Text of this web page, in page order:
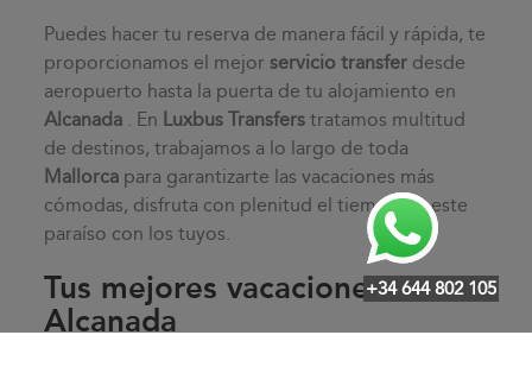
+34 644 802 105
Puedes hacer tu reserva de manera fácil y rápida, te
proporcionamos el mejorservicio transfer desde
aeropuerto hasta la puerta de tu alojamiento en
Alcanada . En Luxbus Transfers tratamos multitud
de destinos, trabajamos a lo largo de toda
Mallorca para garantizarte las vacaciones más
cómodas, disfruta con plenitud el tiempo en este
paraíso con los tuyos.
Tus mejores vacaciones en
Alcanada